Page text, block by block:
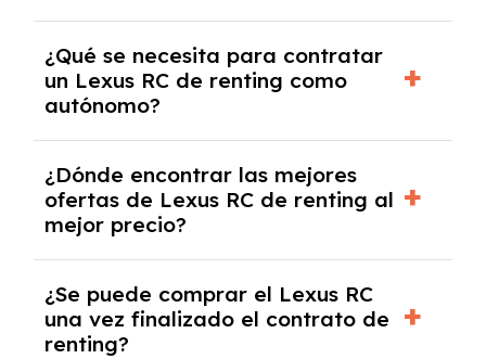
documentación financiera y, en algunos
casos, un informe de solvencia de la empresa
y un pago inicial.
¿Qué se necesita para contratar
un Lexus RC de renting como
autónomo?
autónomos, justificante de ingresos y, en
algunos casos, un informe fiscal y un pago
inicial.
¿Dónde encontrar las mejores
ofertas de Lexus RC de renting al
mejor precio?
mejores ofertas de vehículos de renting con
todos los gastos incluidos y sin pagar
entradas.
¿Se puede comprar el Lexus RC
una vez finalizado el contrato de
renting?